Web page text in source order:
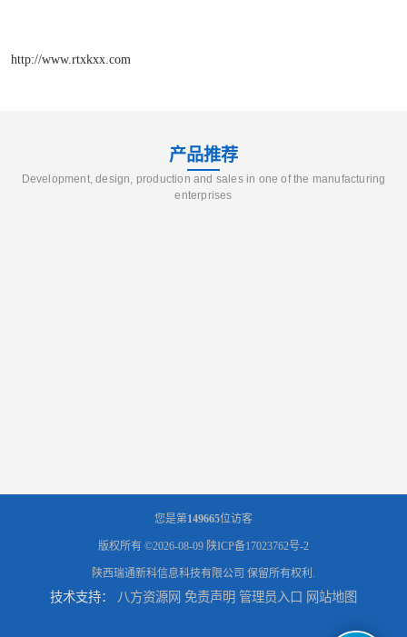
http://www.rtxkxx.com
产品推荐
Development, design, production and sales in one of the manufacturing
enterprises
您是第149665位访客
版权所有 ©2026-08-09 陕ICP备17023762号-2
陕西瑞通新科信息科技有限公司 保留所有权利.
技术支持： 八方资源网 免责声明 管理员入口 网站地图